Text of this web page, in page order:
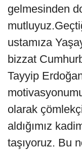
gelmesinden
ustamıza
bizzat
Tayyip
olarak
aldığımız
taşıyoruz. Bu